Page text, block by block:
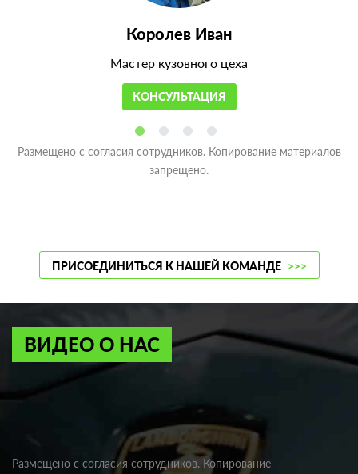
Королев Иван
Мастер кузовного цеха
КОНСУЛЬТАЦИЯ
Размещено с согласия сотрудников. Копирование материалов
запрещено.
ПРИСОЕДИНИТЬСЯ К НАШЕЙ КОМАНДЕ >>>
ВИДЕО О НАС
Размещено с согласия сотрудников. Копирование